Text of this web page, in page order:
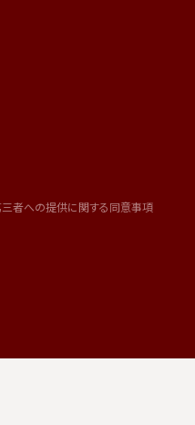
者への提供に関する同意事項